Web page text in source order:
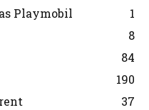
Playmobil
1
8
84
190
37